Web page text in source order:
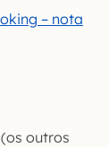
– nota
outros